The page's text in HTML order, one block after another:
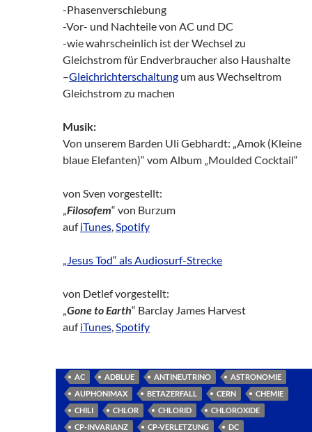
-Phasenverschiebung
-Vor- und Nachteile von AC und DC
-wie wahrscheinlich ist der Wechsel zu
Gleichstrom für Endverbraucher also Haushalte
–Gleichrichterschaltung um aus Wechseltrom
Gleichstrom zu machen
Musik:
Von unserem Barden Uli Gebhardt: „Amok (Kleine
blaue Elefanten)“ vom Album „Moulded Cocktail“
von Sven vorgestellt:
„Filosofem“ von Burzum
aufiTunes,Spotify
„Jesus Tod“ als Audiosurf-Strecke
von Detlef vorgestellt:
„Gone to Earth“ Barclay James Harvest
aufiTunes,Spotify
AC ADBLUE ANTINEUTRINO
ASTRONOMIE
AUPHONIMAX
BETAZERFALL CERN
CHEMIE
CHILI
CHLOR CHLORID
CHLOROXIDE
CP-INVARIANZ
CP-VERLETZUNG
DC